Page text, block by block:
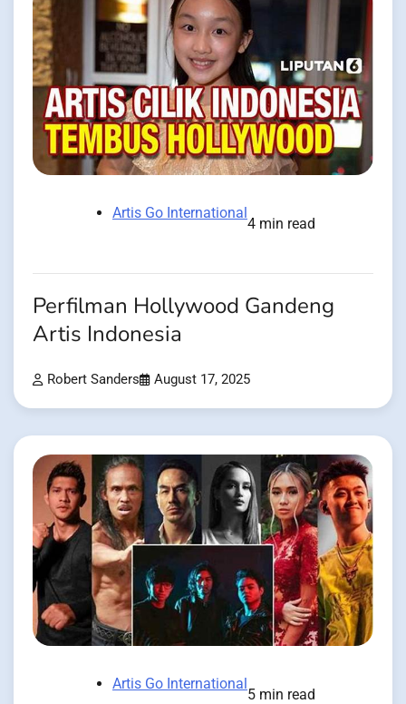
Artis Go International
4 min read
Perfilman Hollywood Gandeng
Artis Indonesia
Robert Sanders August 17, 2025
Artis Go International
5 min read